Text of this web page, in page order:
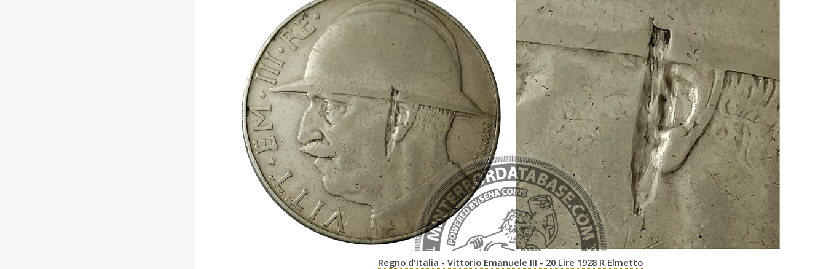
Regno d'Italia - Vittorio Emanuele III - 20 Lire 1928 R Elmetto